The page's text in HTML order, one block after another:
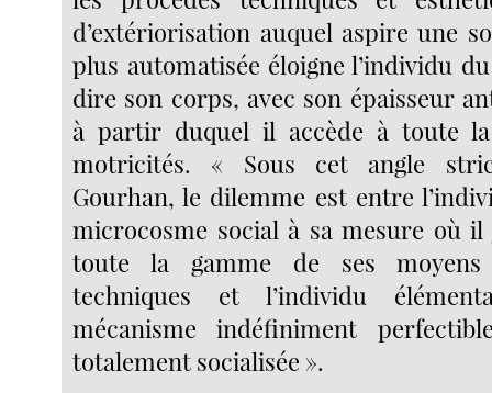
d’extériorisation auquel aspire une
plus automatisée éloigne l’individu
dire son corps, avec son épaisseur
à partir duquel il accède à toute
motricités. « Sous cet angle
Gourhan, le dilemme est entre
microcosme social à sa mesure où
toute la gamme de ses moyens
techniques et l’individu
mécanisme indéfiniment
totalement socialisée ».